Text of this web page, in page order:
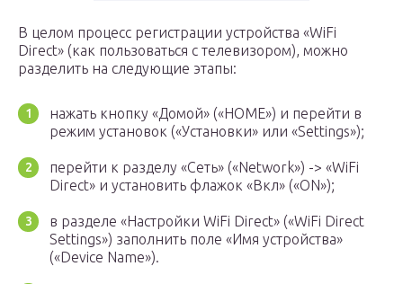
В целом процесс регистрации устройства «WiFi
Direct» (как пользоваться с телевизором), можно
разделить на следующие этапы:
нажать кнопку «Домой» («HOME») и перейти в
режим установок («Установки» или «Settings»);
перейти к разделу «Сеть» («Network») -> «WiFi
Direct» и установить флажок «Вкл» («ON»);
в разделе «Настройки WiFi Direct» («WiFi Direct
Settings») заполнить поле «Имя устройства»
(«Device Name»).